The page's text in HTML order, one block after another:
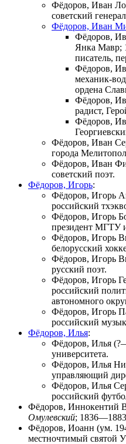
Фёдоров, Иван
советский
Фёдоров, Иван
Фёдоров,
Янка Мавр;
писатель,
Фёдоров,
механик-
ордена
Фёдоров,
радист,
Фёдоров,
Фёдоров, Иван
города
Фёдоров, Иван
советский поэт.
Фёдоров, Игорь:
Фёдоров, Игорь
российский
Фёдоров, Игорь
президент МГТУ
Фёдоров, Игорь
белорусский
Фёдоров, Игорь
русский поэт.
Фёдоров, Игорь
российский
автономного
Фёдоров, Игорь
российский
Фёдоров, Илья:
Фёдоров, Илья
университета.
Фёдоров, Илья
управляющий
Фёдоров, Илья
российский
Фёдоров, Иннокентий
Омулевский;
Фёдоров, Иоанн (ум.
местночтимый святой